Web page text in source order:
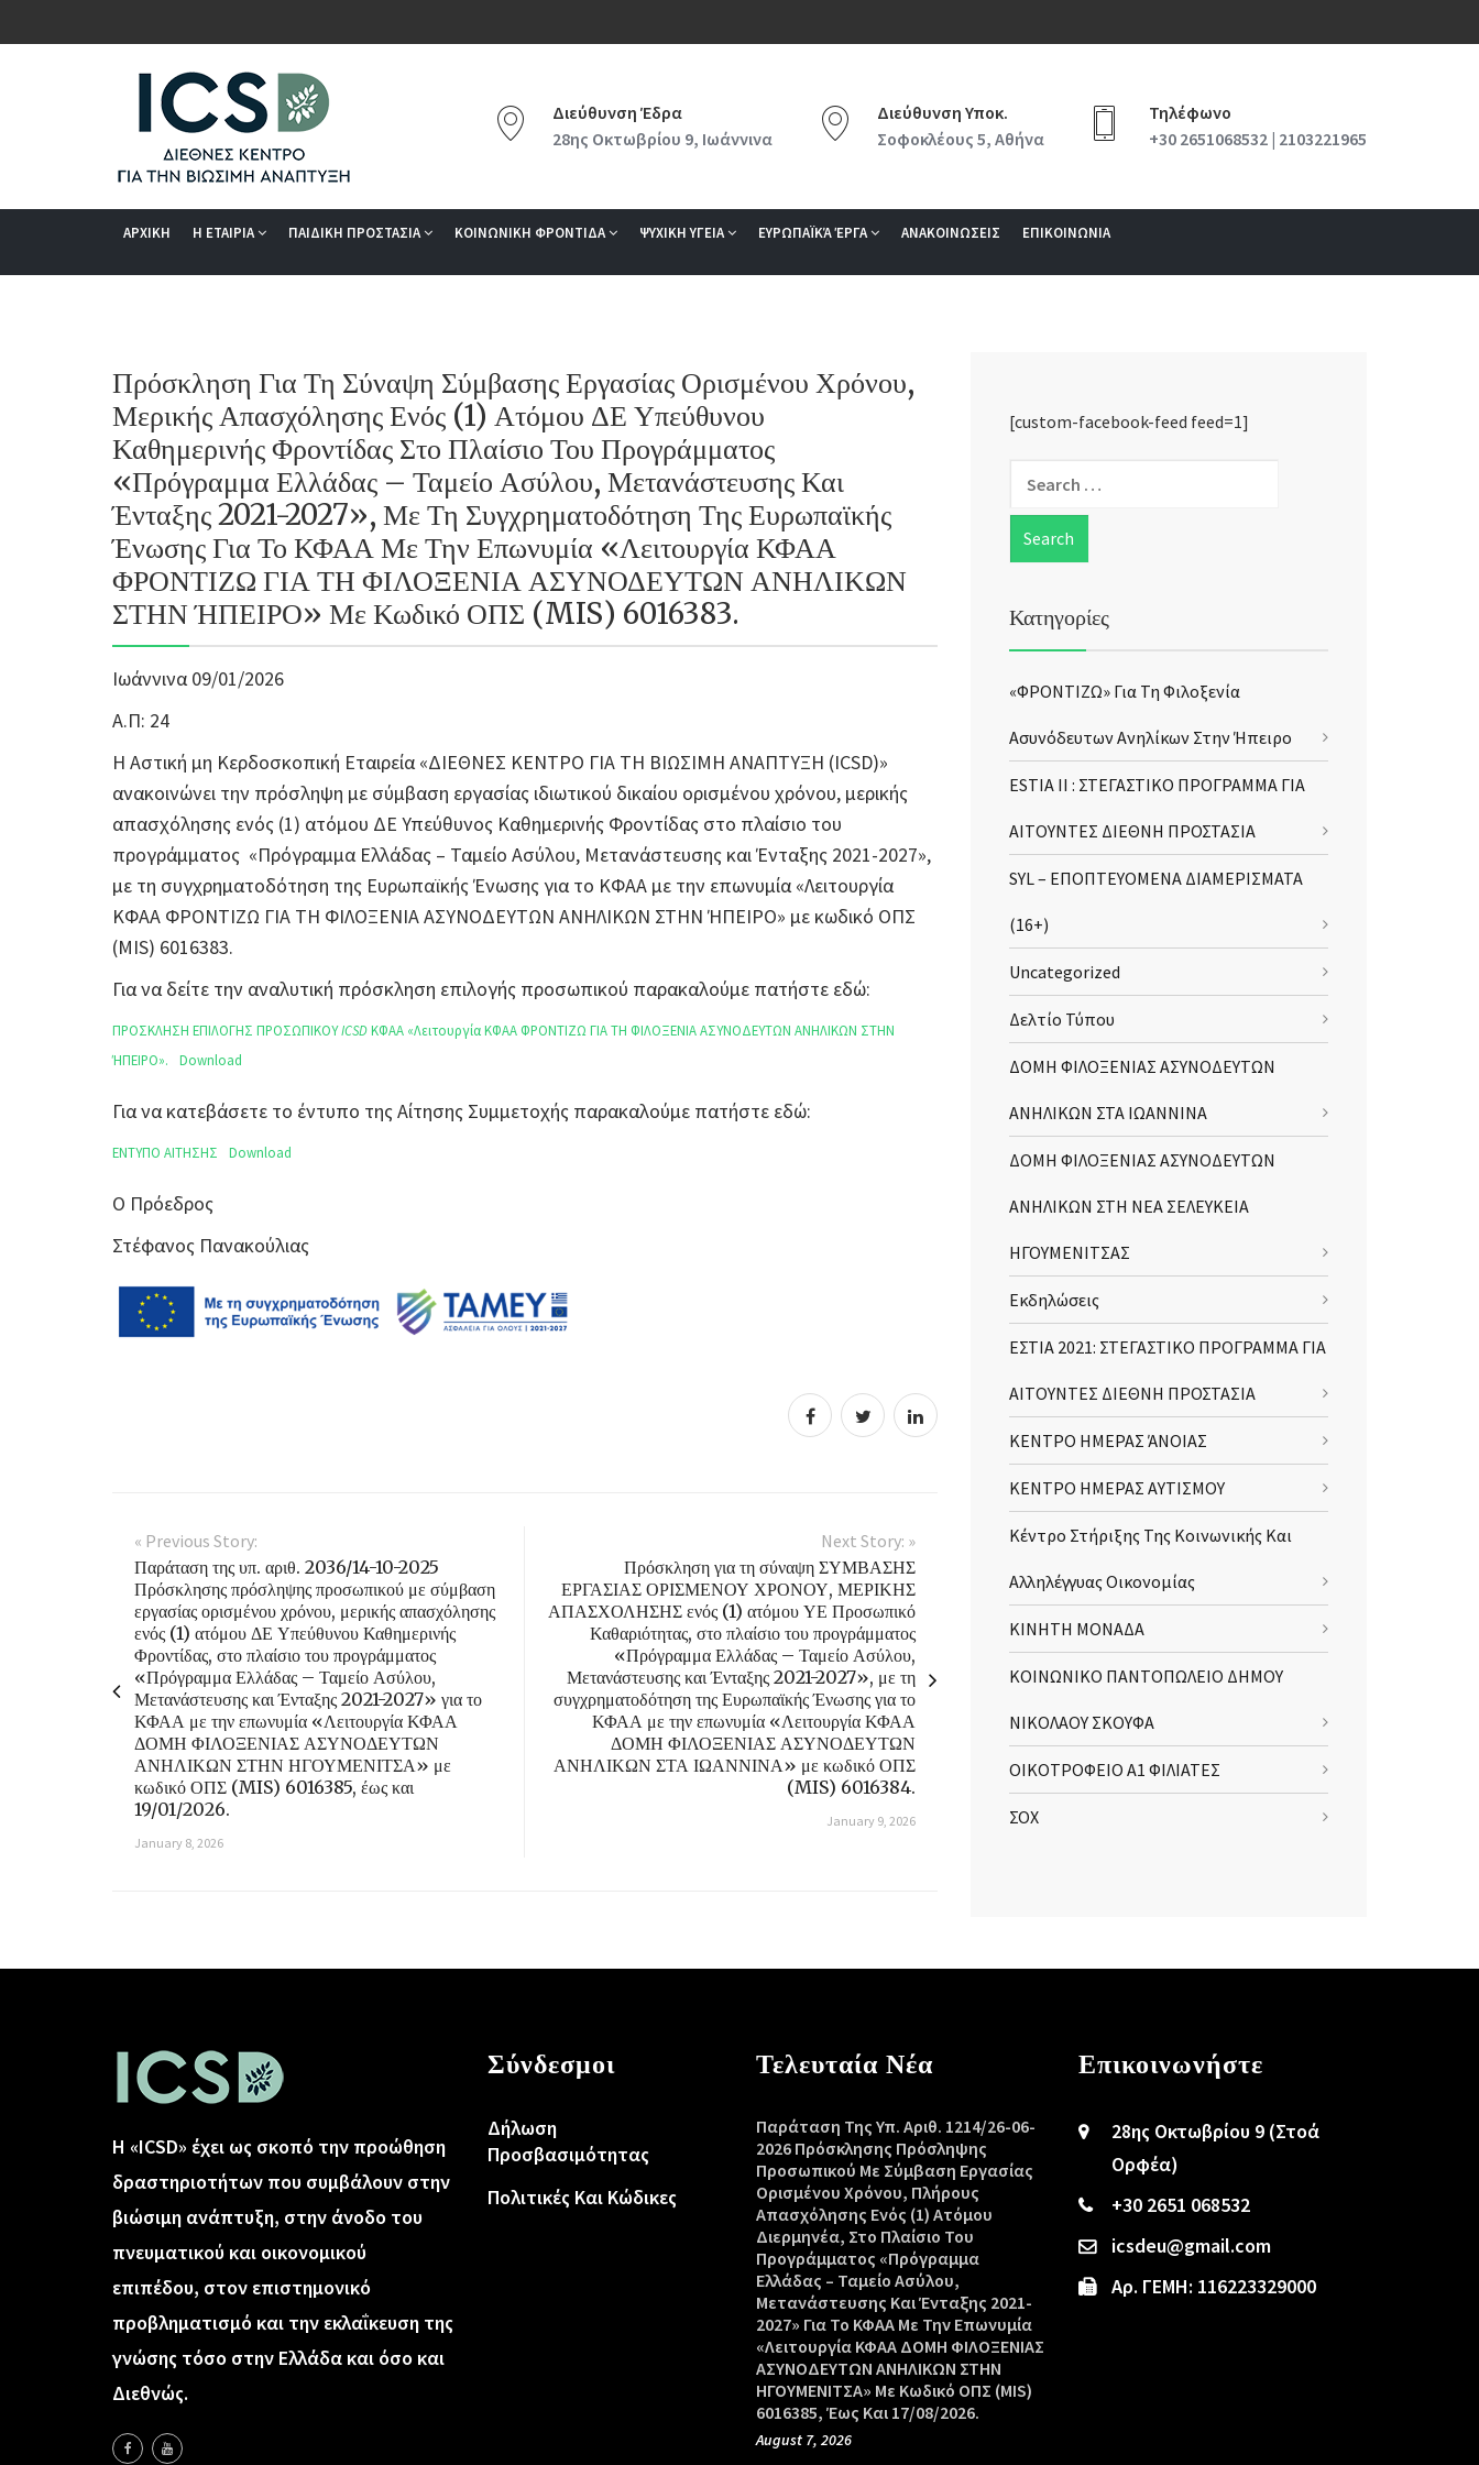
Διεύθυνση Έδρα
28ης Οκτωβρίου 9, Ιωάννινα
Διεύθυνση Υποκ.
Σοφοκλέους 5, Αθήνα
Τηλέφωνο
+30 2651068532 | 2103221965
ΑΡΧΙΚΗ Η ΕΤΑΙΡΙΑ ΠΑΙΔΙΚΗ ΠΡΟΣΤΑΣΙΑ ΚΟΙΝΩΝΙΚΗ ΦΡΟΝΤΙΔΑ ΨΥΧΙΚΗ ΥΓΕΙΑ ΕΥΡΩΠΑΪΚΆ ΈΡΓΑ ΑΝΑΚΟΙΝΩΣΕΙΣ ΕΠΙΚΟΙΝΩΝΙΑ
Πρόσκληση Για Τη Σύναψη Σύμβασης Εργασίας Ορισμένου Χρόνου,
Μερικής Απασχόλησης Ενός (1) Ατόμου ΔΕ Υπεύθυνου
Καθημερινής Φροντίδας Στο Πλαίσιο Του Προγράμματος
«Πρόγραμμα Ελλάδας – Ταμείο Ασύλου, Μετανάστευσης Και
Ένταξης 2021-2027», Με Τη Συγχρηματοδότηση Της Ευρωπαϊκής
Ένωσης Για Το ΚΦΑΑ Με Την Επωνυμία «Λειτουργία ΚΦΑΑ
ΦΡΟΝΤΙΖΩ ΓΙΑ ΤΗ ΦΙΛΟΞΕΝΙΑ ΑΣΥΝΟΔΕΥΤΩΝ ΑΝΗΛΙΚΩΝ
ΣΤΗΝ ΉΠΕΙΡΟ» Με Κωδικό ΟΠΣ (MIS) 6016383.
Ιωάννινα 09/01/2026
Α.Π: 24
Η Αστική μη Κερδοσκοπική Εταιρεία «ΔΙΕΘΝΕΣ ΚΕΝΤΡΟ ΓΙΑ ΤΗ ΒΙΩΣΙΜΗ ΑΝΑΠΤΥΞΗ (ICSD)»
ανακοινώνει την πρόσληψη με σύμβαση εργασίας ιδιωτικού δικαίου ορισμένου χρόνου, μερικής
απασχόλησης ενός (1) ατόμου ΔΕ Υπεύθυνος Καθημερινής Φροντίδας στο πλαίσιο του
προγράμματος «Πρόγραμμα Ελλάδας – Ταμείο Ασύλου, Μετανάστευσης και Ένταξης 2021-2027»,
με τη συγχρηματοδότηση της Ευρωπαϊκής Ένωσης για το ΚΦΑΑ με την επωνυμία «Λειτουργία
ΚΦΑΑ ΦΡΟΝΤΙΖΩ ΓΙΑ ΤΗ ΦΙΛΟΞΕΝΙΑ ΑΣΥΝΟΔΕΥΤΩΝ ΑΝΗΛΙΚΩΝ ΣΤΗΝ ΉΠΕΙΡΟ» με κωδικό ΟΠΣ
(MIS) 6016383.
Για να δείτε την αναλυτική πρόσκληση επιλογής προσωπικού παρακαλούμε πατήστε εδώ:
ΠΡΟΣΚΛΗΣΗ ΕΠΙΛΟΓΗΣ ΠΡΟΣΩΠΙΚΟΥICSDΚΦΑΑ «Λειτουργία ΚΦΑΑ ΦΡΟΝΤΙΖΩ ΓΙΑ ΤΗ ΦΙΛΟΞΕΝΙΑ ΑΣΥΝΟΔΕΥΤΩΝ ΑΝΗΛΙΚΩΝ ΣΤΗΝ
ΉΠΕΙΡΟ».
Download
Για να κατεβάσετε το έντυπο της Αίτησης Συμμετοχής παρακαλούμε πατήστε εδώ:
ΕΝΤΥΠΟ ΑΙΤΗΣΗΣ Download
Ο Πρόεδρος
Στέφανος Πανακούλιας
« Previous Story:
Παράταση της υπ. αριθ. 2036/14-10-2025
Πρόσκλησης πρόσληψης προσωπικού με σύμβαση
εργασίας ορισμένου χρόνου, μερικής απασχόλησης
ενός (1) ατόμου ΔΕ Υπεύθυνου Καθημερινής
Φροντίδας, στο πλαίσιο του προγράμματος
«Πρόγραμμα Ελλάδας – Ταμείο Ασύλου,
Μετανάστευσης και Ένταξης 2021-2027» για το
ΚΦΑΑ με την επωνυμία «Λειτουργία ΚΦΑΑ
ΔΟΜΗ ΦΙΛΟΞΕΝΙΑΣ ΑΣΥΝΟΔΕΥΤΩΝ
ΑΝΗΛΙΚΩΝ ΣΤΗΝ ΗΓΟΥΜΕΝΙΤΣΑ» με
κωδικό ΟΠΣ (MIS) 6016385, έως και
19/01/2026.
January 8, 2026
Next Story: »
Πρόσκληση για τη σύναψη ΣΥΜΒΑΣΗΣ
ΕΡΓΑΣΙΑΣ ΟΡΙΣΜΕΝΟΥ ΧΡΟΝΟΥ, ΜΕΡΙΚΗΣ
ΑΠΑΣΧΟΛΗΣΗΣ ενός (1) ατόμου ΥΕ Προσωπικό
Καθαριότητας, στο πλαίσιο του προγράμματος
«Πρόγραμμα Ελλάδας – Ταμείο Ασύλου,
Μετανάστευσης και Ένταξης 2021-2027», με τη
συγχρηματοδότηση της Ευρωπαϊκής Ένωσης για το
ΚΦΑΑ με την επωνυμία «Λειτουργία ΚΦΑΑ
ΔΟΜΗ ΦΙΛΟΞΕΝΙΑΣ ΑΣΥΝΟΔΕΥΤΩΝ
ΑΝΗΛΙΚΩΝ ΣΤΑ ΙΩΑΝΝΙΝΑ» με κωδικό ΟΠΣ
(MIS) 6016384.
January 9, 2026
[custom-facebook-feed feed=1]
Κατηγορίες
«ΦΡΟΝΤΙΖΩ» Για Τη Φιλοξενία
Ασυνόδευτων Ανηλίκων Στην Ήπειρο
ESTIA II : ΣΤΕΓΑΣΤΙΚΟ ΠΡΟΓΡΑΜΜΑ ΓΙΑ
ΑΙΤΟΥΝΤΕΣ ΔΙΕΘΝΗ ΠΡΟΣΤΑΣΙΑ
SYL – ΕΠΟΠΤΕΥΟΜΕΝΑ ΔΙΑΜΕΡΙΣΜΑΤΑ
(16+)
Uncategorized
Δελτίο Τύπου
ΔΟΜΗ ΦΙΛΟΞΕΝΙΑΣ ΑΣΥΝΟΔΕΥΤΩΝ
ΑΝΗΛΙΚΩΝ ΣΤΑ ΙΩΑΝΝΙΝΑ
ΔΟΜΗ ΦΙΛΟΞΕΝΙΑΣ ΑΣΥΝΟΔΕΥΤΩΝ
ΑΝΗΛΙΚΩΝ ΣΤΗ ΝΕΑ ΣΕΛΕΥΚΕΙΑ
ΗΓΟΥΜΕΝΙΤΣΑΣ
Εκδηλώσεις
ΕΣΤΙΑ 2021: ΣΤΕΓΑΣΤΙΚΟ ΠΡΟΓΡΑΜΜΑ ΓΙΑ
ΑΙΤΟΥΝΤΕΣ ΔΙΕΘΝΗ ΠΡΟΣΤΑΣΙΑ
ΚΕΝΤΡΟ ΗΜΕΡΑΣ ΆΝΟΙΑΣ
ΚΕΝΤΡΟ ΗΜΕΡΑΣ ΑΥΤΙΣΜΟΥ
Κέντρο Στήριξης Της Κοινωνικής Και
Αλληλέγγυας Οικονομίας
ΚΙΝΗΤΗ ΜΟΝΑΔΑ
ΚΟΙΝΩΝΙΚΟ ΠΑΝΤΟΠΩΛΕΙΟ ΔΗΜΟΥ
ΝΙΚΟΛΑΟΥ ΣΚΟΥΦΑ
ΟΙΚΟΤΡΟΦΕΙΟ Α1 ΦΙΛΙΑΤΕΣ
ΣΟΧ
Η «ICSD» έχει ως σκοπό την προώθηση
δραστηριοτήτων που συμβάλουν στην
βιώσιμη ανάπτυξη, στην άνοδο του
πνευματικού και οικονομικού
επιπέδου, στον επιστημονικό
προβληματισμό και την εκλαΐκευση της
γνώσης τόσο στην Ελλάδα και όσο και
Διεθνώς.
Σύνδεσμοι
Δήλωση
Προσβασιμότητας
Πολιτικές Και Κώδικες
Τελευταία Νέα
Παράταση Της Υπ. Αριθ. 1214/26-06-
2026 Πρόσκλησης Πρόσληψης
Προσωπικού Με Σύμβαση Εργασίας
Ορισμένου Χρόνου, Πλήρους
Απασχόλησης Ενός (1) Ατόμου
Διερμηνέα, Στο Πλαίσιο Του
Προγράμματος «Πρόγραμμα
Ελλάδας – Ταμείο Ασύλου,
Μετανάστευσης Και Ένταξης 2021-
2027» Για Το ΚΦΑΑ Με Την Επωνυμία
«Λειτουργία ΚΦΑΑ ΔΟΜΗ ΦΙΛΟΞΕΝΙΑΣ
ΑΣΥΝΟΔΕΥΤΩΝ ΑΝΗΛΙΚΩΝ ΣΤΗΝ
ΗΓΟΥΜΕΝΙΤΣΑ» Με Κωδικό ΟΠΣ (MIS)
6016385, Έως Και 17/08/2026.
August 7, 2026
Επικοινωνήστε
28ης Οκτωβρίου 9 (Στοά
Ορφέα)
+30 2651 068532
icsdeu@gmail.com
Αρ. ΓΕΜΗ: 116223329000